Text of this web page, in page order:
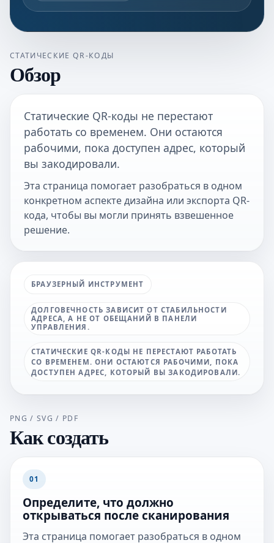
СТАТИЧЕСКИЕ QR-КОДЫ
Обзор
Статические QR-коды не перестают
работать со временем. Они остаются
рабочими, пока доступен адрес, который
вы закодировали.
Эта страница помогает разобраться в одном
конкретном аспекте дизайна или экспорта QR-
кода, чтобы вы могли принять взвешенное
решение.
БРАУЗЕРНЫЙ ИНСТРУМЕНТ
ДОЛГОВЕЧНОСТЬ ЗАВИСИТ ОТ СТАБИЛЬНОСТИ
АДРЕСА, А НЕ ОТ ОБЕЩАНИЙ В ПАНЕЛИ
УПРАВЛЕНИЯ.
СТАТИЧЕСКИЕ QR-КОДЫ НЕ ПЕРЕСТАЮТ РАБОТАТЬ
СО ВРЕМЕНЕМ. ОНИ ОСТАЮТСЯ РАБОЧИМИ, ПОКА
ДОСТУПЕН АДРЕС, КОТОРЫЙ ВЫ ЗАКОДИРОВАЛИ.
PNG / SVG / PDF
Как создать
01
Определите, что должно
открываться после сканирования
Эта страница помогает разобраться в одном